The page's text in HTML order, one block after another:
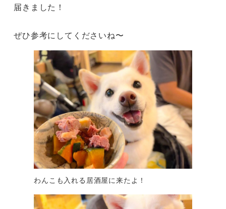
届きました！
ぜひ参考にしてくださいね〜
わんこも入れる居酒屋に来たよ！